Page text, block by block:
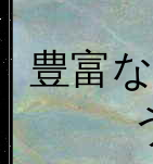
豊富